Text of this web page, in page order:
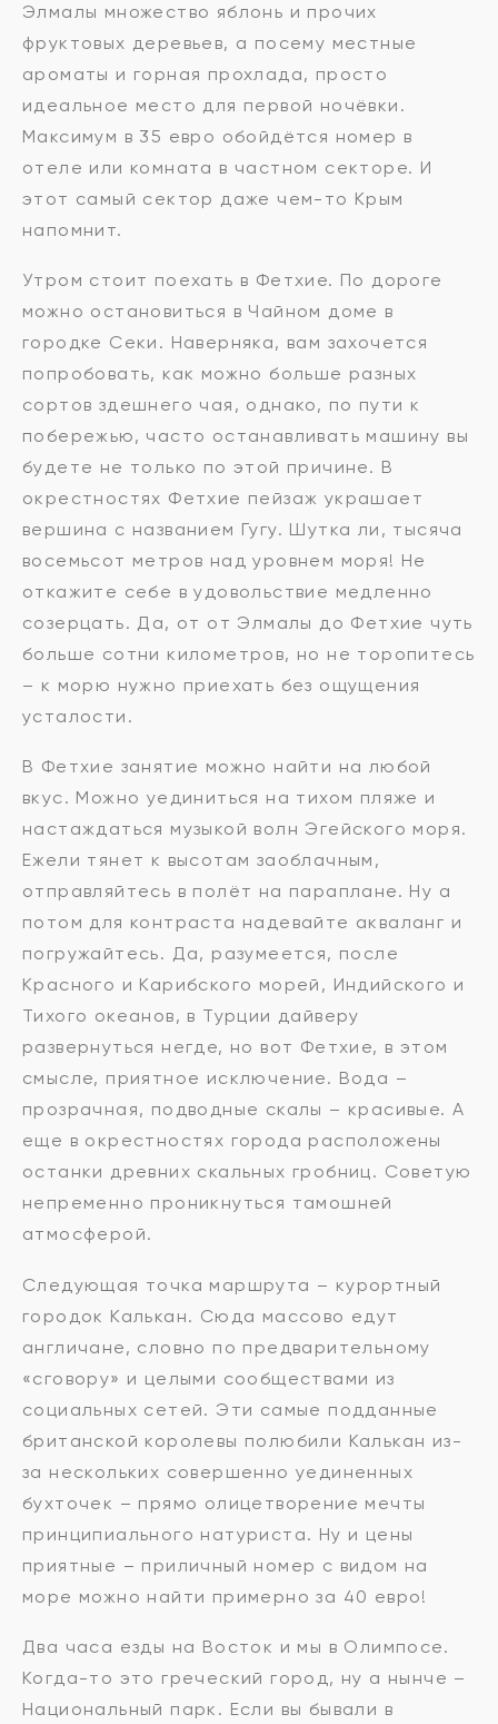
Элмалы множество яблонь и прочих
фруктовых деревьев, а посему местные
ароматы и горная прохлада, просто
идеальное место для первой ночёвки.
Максимум в 35 евро обойдётся номер в
отеле или комната в частном секторе. И
этот самый сектор даже чем-то Крым
напомнит.
Утром стоит поехать в Фетхие. По дороге
можно остановиться в Чайном доме в
городке Секи. Наверняка, вам захочется
попробовать, как можно больше разных
сортов здешнего чая, однако, по пути к
побережью, часто останавливать машину вы
будете не только по этой причине. В
окрестностях Фетхие пейзаж украшает
вершина с названием Гугу. Шутка ли, тысяча
восемьсот метров над уровнем моря! Не
откажите себе в удовольствие медленно
созерцать. Да, от от Элмалы до Фетхие чуть
больше сотни километров, но не торопитесь
– к морю нужно приехать без ощущения
усталости.
В Фетхие занятие можно найти на любой
вкус. Можно уединиться на тихом пляже и
настаждаться музыкой волн Эгейского моря.
Ежели тянет к высотам заоблачным,
отправляйтесь в полёт на параплане. Ну а
потом для контраста надевайте акваланг и
погружайтесь. Да, разумеется, после
Красного и Карибского морей, Индийского и
Тихого океанов, в Турции дайверу
развернуться негде, но вот Фетхие, в этом
смысле, приятное исключение. Вода –
прозрачная, подводные скалы – красивые. А
еще в окрестностях города расположены
останки древних скальных гробниц. Советую
непременно проникнуться тамошней
атмосферой.
Следующая точка маршрута – курортный
городок Калькан. Сюда массово едут
англичане, словно по предварительному
«сговору» и целыми сообществами из
социальных сетей. Эти самые подданные
британской королевы полюбили Калькан из-
за нескольких совершенно уединенных
бухточек – прямо олицетворение мечты
принципиального натуриста. Ну и цены
приятные – приличный номер с видом на
море можно найти примерно за 40 евро!
Два часа езды на Восток и мы в Олимпосе.
Когда-то это греческий город, ну а нынче –
Национальный парк. Если вы бывали в